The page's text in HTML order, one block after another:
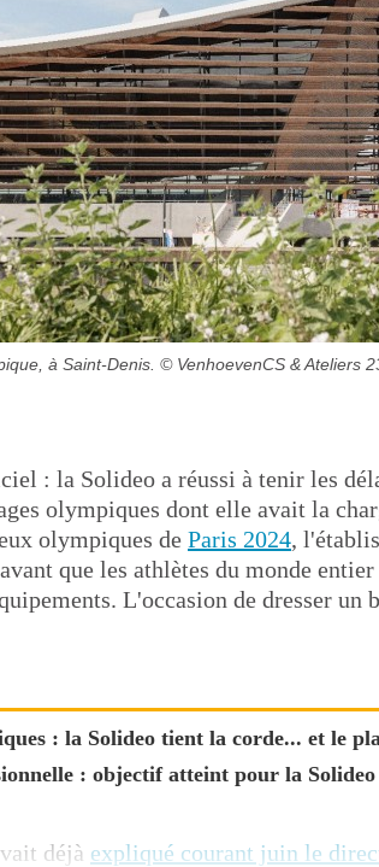
à Saint-Denis. © VenhoevenCS & Ateliers
: la Solideo a réussi à tenir les
olympiques dont elle avait la
olympiques de Paris 2024,
que les athlètes du monde
L'occasion de dresser un
: la Solideo tient la corde... et le
: objectif atteint pour la Solideo
déjà expliqué courant juin le